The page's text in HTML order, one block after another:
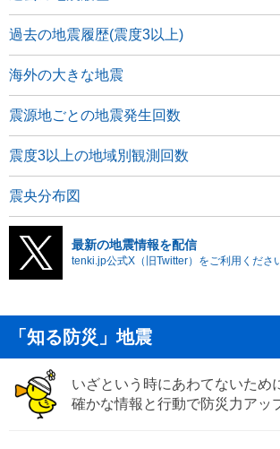
過去の地震履歴(震度3以上)
海外の大きな地震
震源地ごとの地震発生回数
震度3以上の地域別観測回数
震央分布図
最新の地震情報を配信
tenki.jp公式X（旧Twitter）をご利用くださ
「知る防災」地震
いざという時にあわてないため
確かな情報と行動で防災力アッ